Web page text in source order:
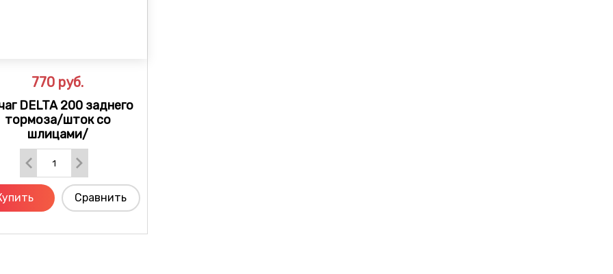
770 руб.
DELTA 200 заднего
тормоза/шток со
шлицами/
Сравнить